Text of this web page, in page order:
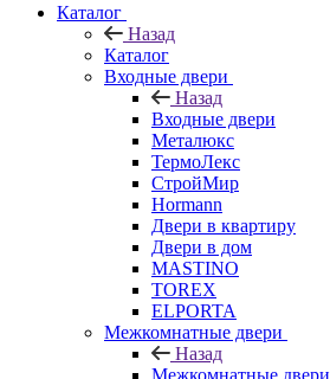
Каталог
Назад
Каталог
Входные двери
Назад
Входные двери
Металюкс
ТермоЛекс
СтройМир
Hormann
Двери в квартиру
Двери в дом
MASTINO
TOREX
ELPORTA
Межкомнатные двери
Назад
Межкомнатные двери